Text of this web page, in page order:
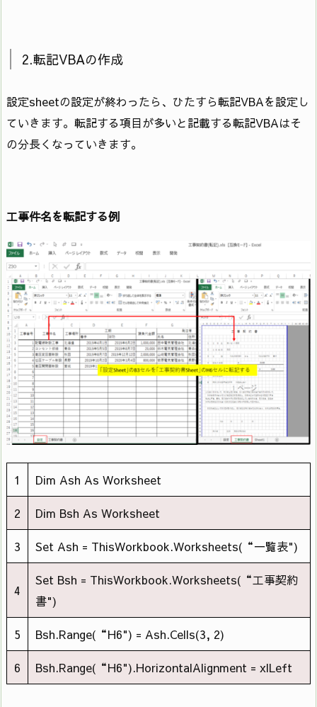
2.転記VBAの作成
設定sheetの設定が終わったら、ひたすら転記VBAを設定し
ていきます。転記する項目が多いと記載する転記VBAはそ
の分長くなっていきます。
工事件名を転記する例
1 Dim Ash As Worksheet
2 Dim Bsh As Worksheet
3 Set Ash = ThisWorkbook.Worksheets(“一覧表")
4
Set Bsh = ThisWorkbook.Worksheets(“工事契約
書")
5 Bsh.Range(“H6") = Ash.Cells(3, 2)
6 Bsh.Range(“H6").HorizontalAlignment = xlLeft